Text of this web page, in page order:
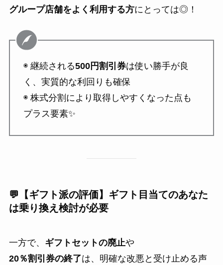
グループ店舗をよく利用する方にとっては◎！
◉ 継続される500円割引券は使い勝手が良
く、実質的な利回りも確保
◉ 株式分割により取得しやすくなった点も
プラス要素✨
💬【ギフト派の評価】ギフト目当てのあなた
は乗り換え検討が必要
一方で、 ギフトセットの廃止や
20％割引券の終了は、明確な改悪と受け止める声